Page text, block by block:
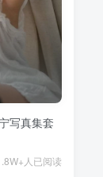
写真集套
人已阅读